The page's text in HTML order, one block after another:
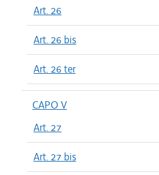
Art. 26
Art. 26 bis
Art. 26 ter
CAPO V
Art. 27
Art. 27 bis